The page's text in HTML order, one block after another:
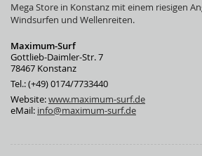
Mega Store in Konstanz mit einem riesigen
Windsurfen und Wellenreiten.
Maximum-Surf
Gottlieb-Daimler-Str. 7
78467 Konstanz
Tel.: (+49) 0174/7733440
Website:www.maximum-surf.de
eMail: info@maximum-surf.de